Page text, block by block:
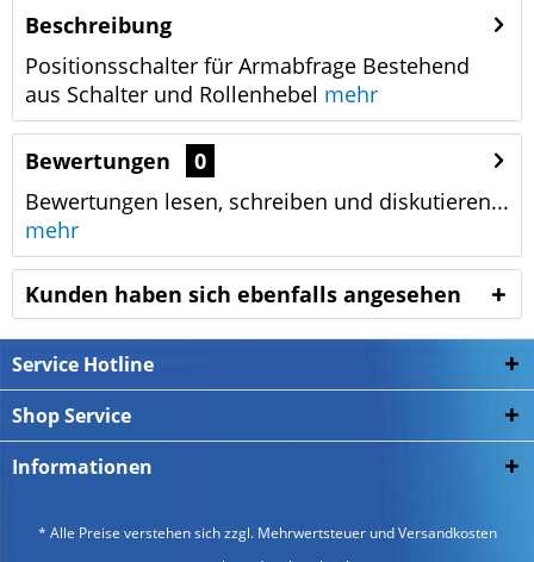
Beschreibung
Positionsschalter für Armabfrage Bestehend
aus Schalter und Rollenhebel mehr
Bewertungen
0
Bewertungen lesen, schreiben und diskutieren...
mehr
Kunden haben sich ebenfalls angesehen
Service Hotline
Shop Service
Informationen
* Alle Preise verstehen sich zzgl. Mehrwertsteuer undVersandkosten